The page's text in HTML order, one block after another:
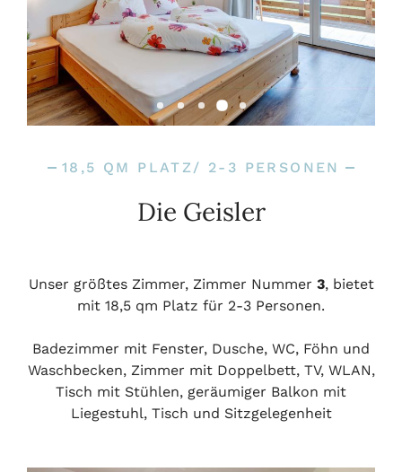
18,5 QM PLATZ/ 2-3 PERSONEN
Die Geisler
Unser größtes Zimmer, Zimmer Nummer 3, bietet
mit 18,5 qm Platz für 2-3 Personen.
Badezimmer mit Fenster, Dusche, WC, Föhn und
Waschbecken, Zimmer mit Doppelbett, TV, WLAN,
Tisch mit Stühlen, geräumiger Balkon mit
Liegestuhl, Tisch und Sitzgelegenheit